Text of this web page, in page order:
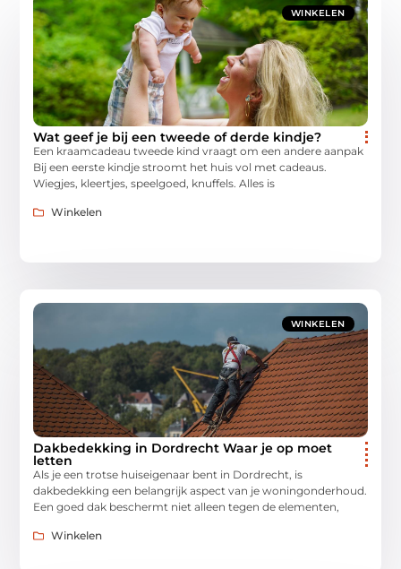
WINKELEN
Wat geef je bij een tweede of derde kindje?
Een kraamcadeau tweede kind vraagt om een andere aanpak
Bij een eerste kindje stroomt het huis vol met cadeaus.
Wiegjes, kleertjes, speelgoed, knuffels. Alles is
Winkelen
WINKELEN
Dakbedekking in Dordrecht Waar je op moet
letten
Als je een trotse huiseigenaar bent in Dordrecht, is
dakbedekking een belangrijk aspect van je woningonderhoud.
Een goed dak beschermt niet alleen tegen de elementen,
Winkelen